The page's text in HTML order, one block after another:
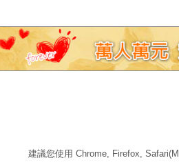
建議您使用 Chrome, Firefox,